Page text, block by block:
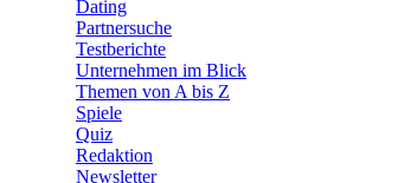
Dating
Partnersuche
Testberichte
Unternehmen im Blick
Themen von A bis Z
Spiele
Quiz
Redaktion
Newsletter